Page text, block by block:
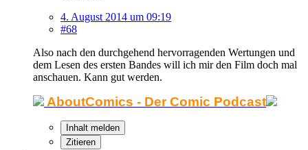
4. August 2014 um 09:19
#68
Also nach den durchgehend hervorragenden Wertungen und
dem Lesen des ersten Bandes will ich mir den Film doch mal
anschauen. Kann gut werden.
AboutComics - Der Comic Podcast
Inhalt melden
Zitieren